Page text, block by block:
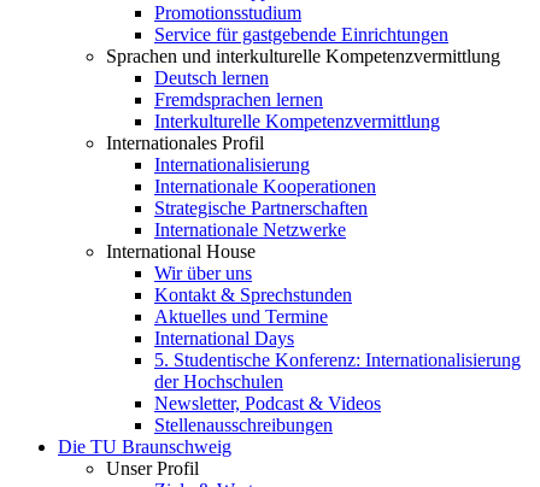
Promotionsstudium
Service für gastgebende Einrichtungen
Sprachen und interkulturelle Kompetenzvermittlung
Deutsch lernen
Fremdsprachen lernen
Interkulturelle Kompetenzvermittlung
Internationales Profil
Internationalisierung
Internationale Kooperationen
Strategische Partnerschaften
Internationale Netzwerke
International House
Wir über uns
Kontakt & Sprechstunden
Aktuelles und Termine
International Days
5. Studentische Konferenz: Internationalisierung
der Hochschulen
Newsletter, Podcast & Videos
Stellenausschreibungen
Die TU Braunschweig
Unser Profil